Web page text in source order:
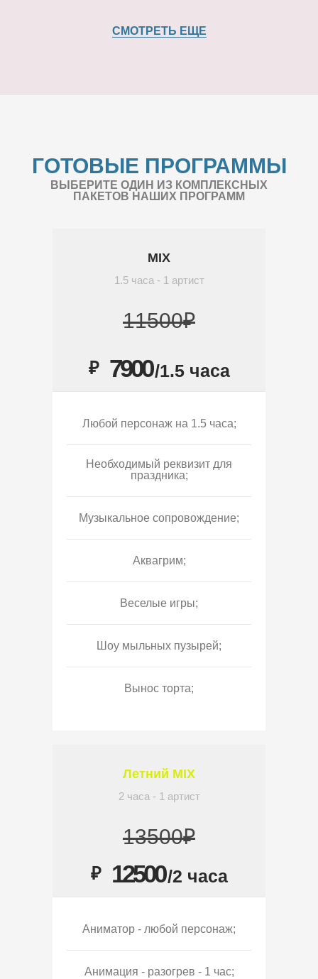
СМОТРЕТЬ ЕЩЕ
ГОТОВЫЕ ПРОГРАММЫ
ВЫБЕРИТЕ ОДИН ИЗ КОМПЛЕКСНЫХ
ПАКЕТОВ НАШИХ ПРОГРАММ
MIX
1.5 часа - 1 артист
11500₽
₽ 7900/1.5 часа
Любой персонаж на 1.5 часа;
Необходимый реквизит для
праздника;
Музыкальное сопровождение;
Аквагрим;
Веселые игры;
Шоу мыльных пузырей;
Вынос торта;
Летний MIX
2 часа - 1 артист
13500₽
₽ 12500/2 часа
Аниматор - любой персонаж;
Анимация - разогрев - 1 час;